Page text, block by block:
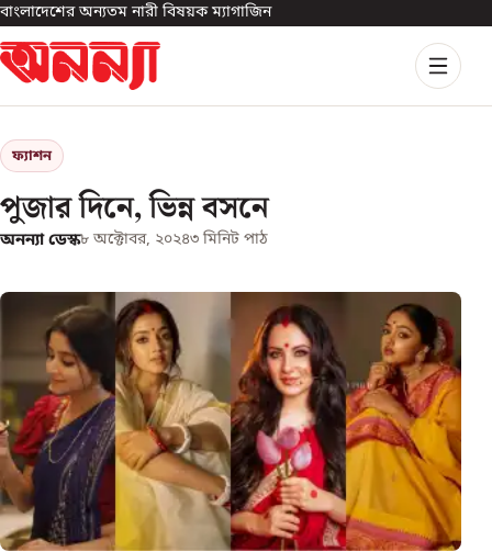
বাংলাদেশের অন্যতম নারী বিষয়ক ম্যাগাজিন
ফ্যাশন
পুজার দিনে, ভিন্ন বসনে
অনন্যা ডেস্ক৮ অক্টোবর, ২০২৪৩ মিনিট পাঠ